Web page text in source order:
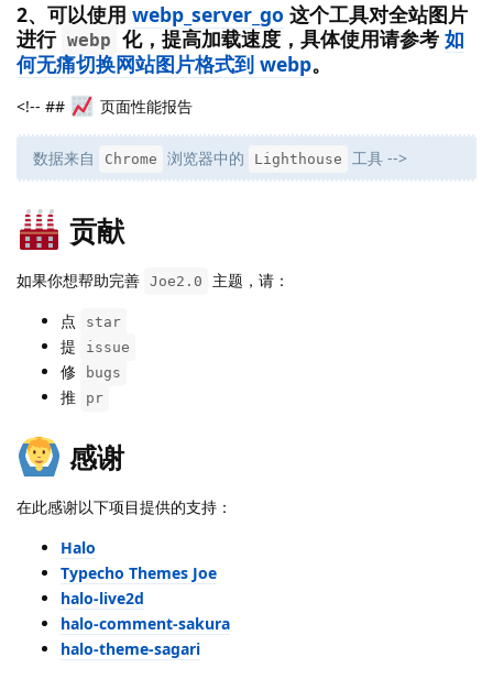
2、可以使用 webp_server_go 这个工具对全站图片
进行 webp 化，提高加载速度，具体使用请参考 如
何无痛切换网站图片格式到 webp。
<!-- ## 页面性能报告
数据来自 Chrome 浏览器中的 Lighthouse 工具 -->
贡献
如果你想帮助完善 Joe2.0
主题，请：
点
star
提 issue
修 bugs
推 pr
感谢
在此感谢以下项目提供的支持：
Halo
Typecho Themes Joe
halo-live2d
halo-comment-sakura
halo-theme-sagari